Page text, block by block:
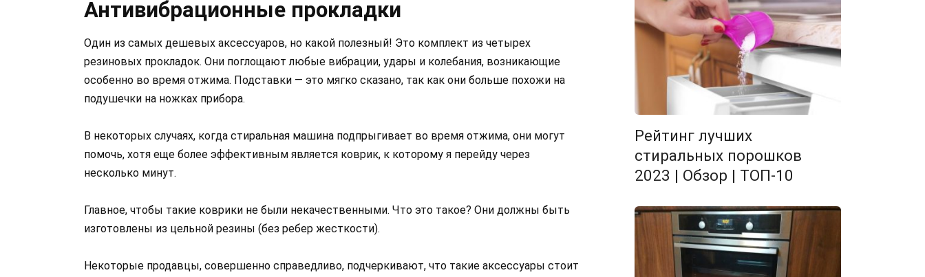
Антивибрационные прокладки
Один из самых дешевых аксессуаров, но какой полезный! Это комплект из четырех
резиновых прокладок. Они поглощают любые вибрации, удары и колебания, возникающие
особенно во время отжима. Подставки — это мягко сказано, так как они больше похожи на
подушечки на ножках прибора.
В некоторых случаях, когда стиральная машина подпрыгивает во время отжима, они могут
помочь, хотя еще более эффективным является коврик, к которому я перейду через
несколько минут.
Главное, чтобы такие коврики не были некачественными. Что это такое? Они должны быть
изготовлены из цельной резины (без ребер жесткости).
Некоторые продавцы, совершенно справедливо, подчеркивают, что такие аксессуары стоит
Рейтинг лучших
стиральных порошков
2023 | Обзор | ТОП-10